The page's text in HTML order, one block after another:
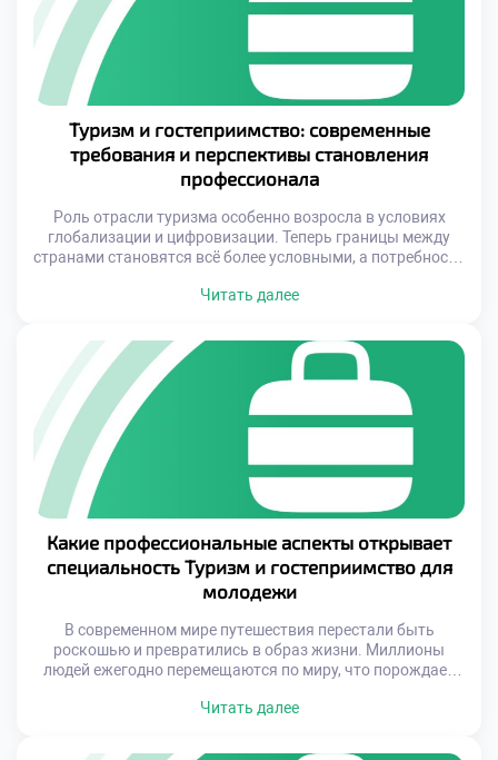
Туризм и гостеприимство: современные
требования и перспективы становления
профессионала
Роль отрасли туризма особенно возросла в условиях
глобализации и цифровизации. Теперь границы между
странами становятся всё более условными, а потребности
индивидуального подхода. Специалисты в сфере туризма
досуга, но и как проводники в мир культуры, комфорта и
безопасности. Их работа напрямую влияет на репутацию
Читать далее
Какие профессиональные аспекты открывает
специальность Туризм и гостеприимство для
молодежи
В современном мире путешествия перестали быть
роскошью и превратились в образ жизни. Миллионы
людей ежегодно перемещаются по миру, что порождает
ресторанов, экскурсионных компаний и других
профессии в сфере туризма и гостеприимства становятся
Читать далее